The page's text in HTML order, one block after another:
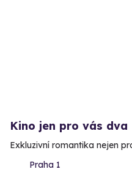
Kino jen pro vás dva
Exkluzivní romantika nejen
Praha 1